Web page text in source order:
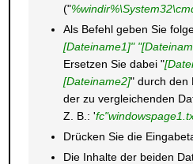
("
Als Befehl geben Sie
[Dateiname1]"
Ersetzen Sie dabei "
[Dateiname2]" durch den
der zu vergleichenden
Z. B.: '
Drücken Sie die
Die Inhalte der beiden